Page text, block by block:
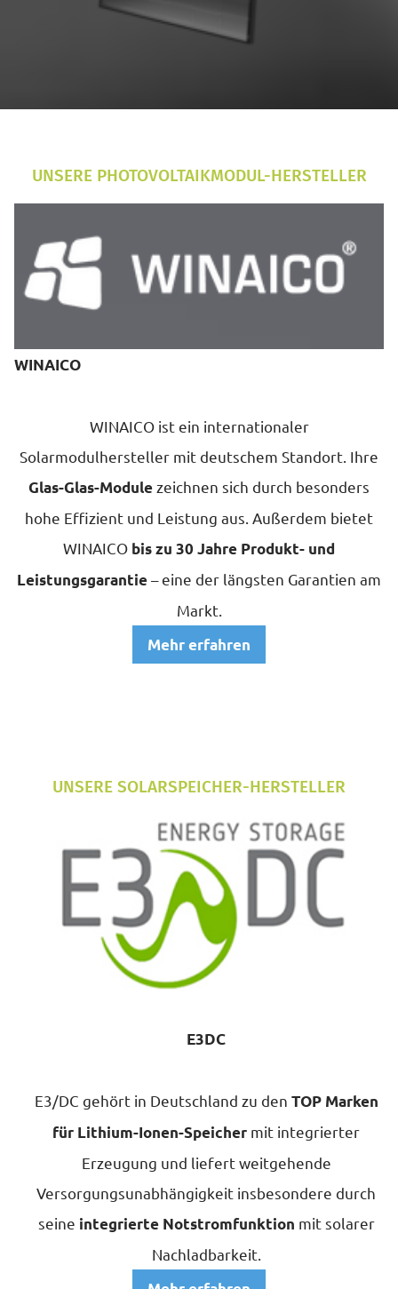
PRODUKTE
UNSERE PHOTOVOLTAIKMODUL-HERSTELLER
WINAICO
WINAICO ist ein internationaler
Solarmodulhersteller mit deutschem Standort. Ihre
Glas-Glas-Modulezeichnen sich durch besonders
hohe Effizient und Leistung aus. Außerdem bietet
WINAICO bis zu 30 Jahre Produkt- und
Leistungsgarantie– eine der längsten Garantien am
Markt.
Mehr erfahren
UNSERE SOLARSPEICHER-HERSTELLER
E3DC
E3/DC gehört in Deutschland zu den TOP Marken
für Lithium-Ionen-Speicher mit integrierter
Erzeugung und liefert weitgehende
Versorgungsunabhängigkeit insbesondere durch
seine integrierte Notstromfunktion mit solarer
Nachladbarkeit.